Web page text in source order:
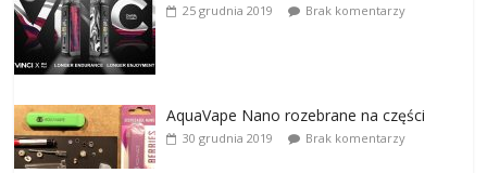
25 grudnia 2019 Brak komentarzy
AquaVape Nano rozebrane na części
30 grudnia 2019 Brak komentarzy